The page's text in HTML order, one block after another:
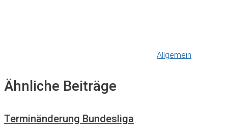
Allgemein
Ähnliche Beiträge
Terminänderung Bundesliga